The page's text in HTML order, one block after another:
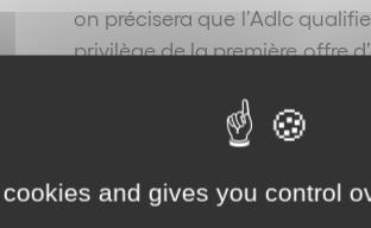
on précisera que l’Adlc
privilège de la première offre
au franchiseur de
hypothèse). Selon l’Adlc,
bénéficiaire une asymétrie
permettant de limiter
concurrents. En effet, elles
and gives you control